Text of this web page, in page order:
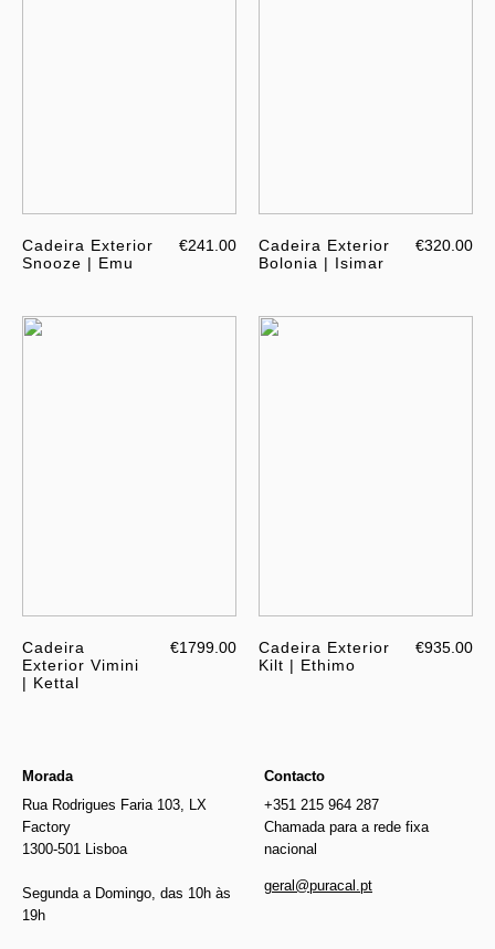
Cadeira Exterior
Snooze | Emu
€241.00
Cadeira Exterior
Bolonia | Isimar
€320.00
Cadeira
Exterior Vimini
| Kettal
€1799.00
Cadeira Exterior
Kilt | Ethimo
€935.00
Morada
Rua Rodrigues Faria 103, LX
Factory
1300-501 Lisboa
Segunda a Domingo, das 10h às
19h
Contacto
+351 215 964 287
Chamada para a rede fixa
nacional
geral@puracal.pt